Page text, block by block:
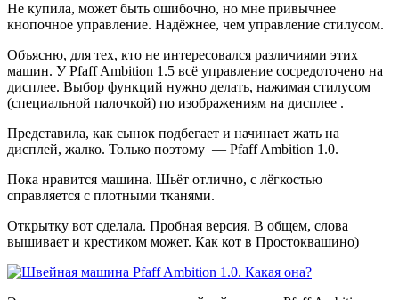
Не купила, может быть ошибочно, но мне привычнее
кнопочное управление. Надёжнее, чем управление стилусом.
Объясню, для тех, кто не интересовался различиями этих
машин. У Pfaff Ambition 1.5 всё управление сосредоточено на
дисплее. Выбор функций нужно делать, нажимая стилусом
(специальной палочкой) по изображениям на дисплее .
Представила, как сынок подбегает и начинает жать на
дисплей, жалко. Только поэтому — Pfaff Ambition 1.0.
Пока нравится машина. Шьёт отлично, с лёгкостью
справляется с плотными тканями.
Открытку вот сделала. Пробная версия. В общем, слова
вышивает и крестиком может. Как кот в Простоквашино)